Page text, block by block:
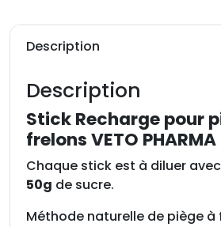
Description
Description
Stick Recharge pour
frelons VETO PHARMA
Chaque stick est à diluer avec
50g de sucre.
Méthode naturelle de piège à